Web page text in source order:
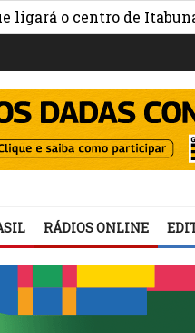
o centro de Itabuna à
RÁDIOS ONLINE